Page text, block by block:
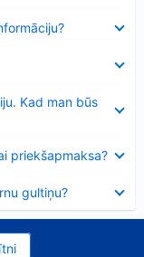
Kad man būs
priekšapmaksa?
gultiņu?